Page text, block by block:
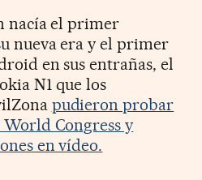
nacía el primer
nueva era y el primer
en sus entrañas, el
N1 que los
pudieron probar
Congress y
en vídeo.